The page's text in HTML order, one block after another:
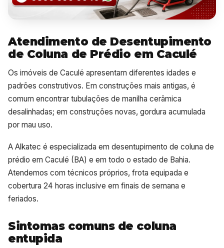
Atendimento de Desentupimento
de Coluna de Prédio em Caculé
Os imóveis de Caculé apresentam diferentes idades e
padrões construtivos. Em construções mais antigas, é
comum encontrar tubulações de manilha cerâmica
desalinhadas; em construções novas, gordura acumulada
por mau uso.
A Alkatec é especializada em desentupimento de coluna de
prédio em Caculé (BA) e em todo o estado de Bahia.
Atendemos com técnicos próprios, frota equipada e
cobertura 24 horas inclusive em finais de semana e
feriados.
Sintomas comuns de coluna
entupida